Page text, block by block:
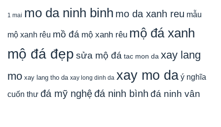
1 mai mo da ninh binh mo da xanh reu mẫu
mộ xanh rêu mồ đá mộ xanh rêu mộ đá xanh
mộ đá đẹp sửa mộ đá tac mon da xay lang
mo xay lang tho da xay long dinh da xay mo da ý nghĩa
cuốn thư đá mỹ nghệđá ninh bình đá ninh vân